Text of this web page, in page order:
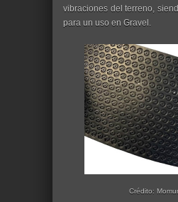
vibraciones del terreno,
para un uso en Gravel.
Crédito: